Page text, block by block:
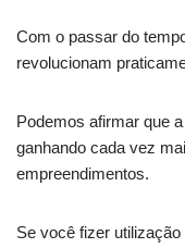
Com o passar do
revolucionam
Podemos afirmar que
ganhando cada vez
empreendimentos.
Se você fizer